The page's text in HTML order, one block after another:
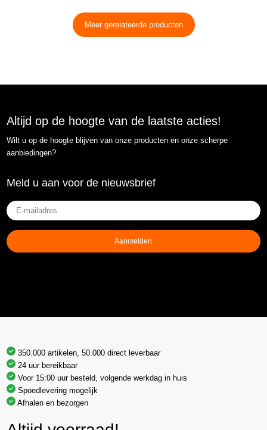
Meer gerelateerde producten
Altijd op de hoogte van de laatste acties!
Wilt u op de hoogte blijven van onze producten en onze scherpe
aanbiedingen?
Meld u aan voor de nieuwsbrief
E-
mailadres(Vereist)
Aanmelden
350.000 artikelen, 50.000 direct leverbaar
24 uur bereikbaar
Voor 15:00 uur besteld, volgende werkdag in huis
Spoedlevering mogelijk
Afhalen en bezorgen